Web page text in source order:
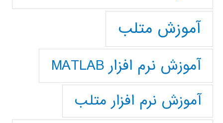
آموزش متلب
آموزش نرم افزار MATLAB
آموزش نرم افزار متلب